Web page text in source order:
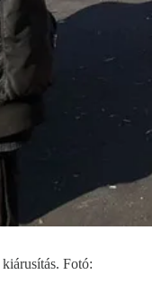
Fotó: